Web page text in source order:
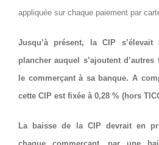
appliquée sur chaque paiement par
Jusqu’à présent, la CIP
plancher auquel s’ajoutent
le commerçant à sa banque. A
cette CIP est fixée à 0,28 % (hors
La baisse de la CIP devrait en